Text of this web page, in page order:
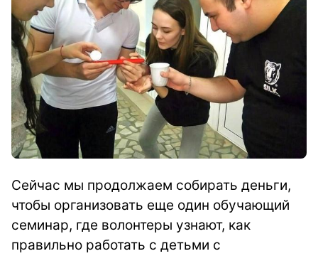
Сейчас мы продолжаем собирать деньги,
чтобы организовать еще один обучающий
семинар, где волонтеры узнают, как
правильно работать с детьми с